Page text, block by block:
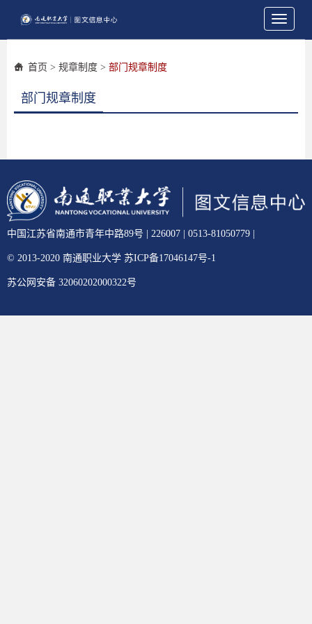
Toggle
首页 > 规章制度 > 部门规章制度
部门规章制度
中国江苏省南通市青年中路89号 | 226007 | 0513-81050779 |
© 2013-2020 南通职业大学 苏ICP备17046147号-1
苏公网安备 32060202000322号